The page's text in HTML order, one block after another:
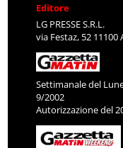
Editore
LG PRESSE S.R.L.
via Festaz, 52 11100
Settimanale del
9/2002
Autorizzazione del